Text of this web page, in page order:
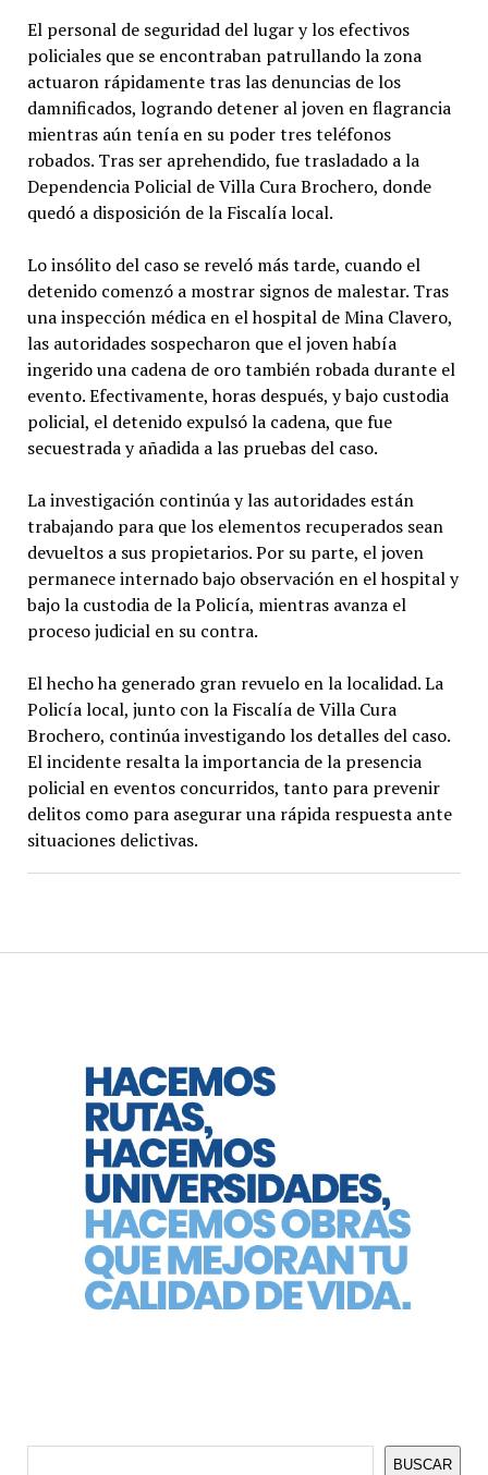
BUSCAR
El personal de seguridad del lugar y los efectivos
policiales que se encontraban patrullando la zona
actuaron rápidamente tras las denuncias de los
damnificados, logrando detener al joven en flagrancia
mientras aún tenía en su poder tres teléfonos
robados. Tras ser aprehendido, fue trasladado a la
Dependencia Policial de Villa Cura Brochero, donde
quedó a disposición de la Fiscalía local.
Lo insólito del caso se reveló más tarde, cuando el
detenido comenzó a mostrar signos de malestar. Tras
una inspección médica en el hospital de Mina Clavero,
las autoridades sospecharon que el joven había
ingerido una cadena de oro también robada durante el
evento. Efectivamente, horas después, y bajo custodia
policial, el detenido expulsó la cadena, que fue
secuestrada y añadida a las pruebas del caso.
La investigación continúa y las autoridades están
trabajando para que los elementos recuperados sean
devueltos a sus propietarios. Por su parte, el joven
permanece internado bajo observación en el hospital y
bajo la custodia de la Policía, mientras avanza el
proceso judicial en su contra.
El hecho ha generado gran revuelo en la localidad. La
Policía local, junto con la Fiscalía de Villa Cura
Brochero, continúa investigando los detalles del caso.
El incidente resalta la importancia de la presencia
policial en eventos concurridos, tanto para prevenir
delitos como para asegurar una rápida respuesta ante
situaciones delictivas.